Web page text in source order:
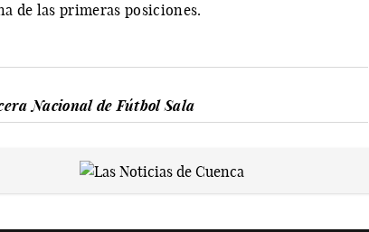
de las primeras posiciones.
Nacional de Fútbol Sala